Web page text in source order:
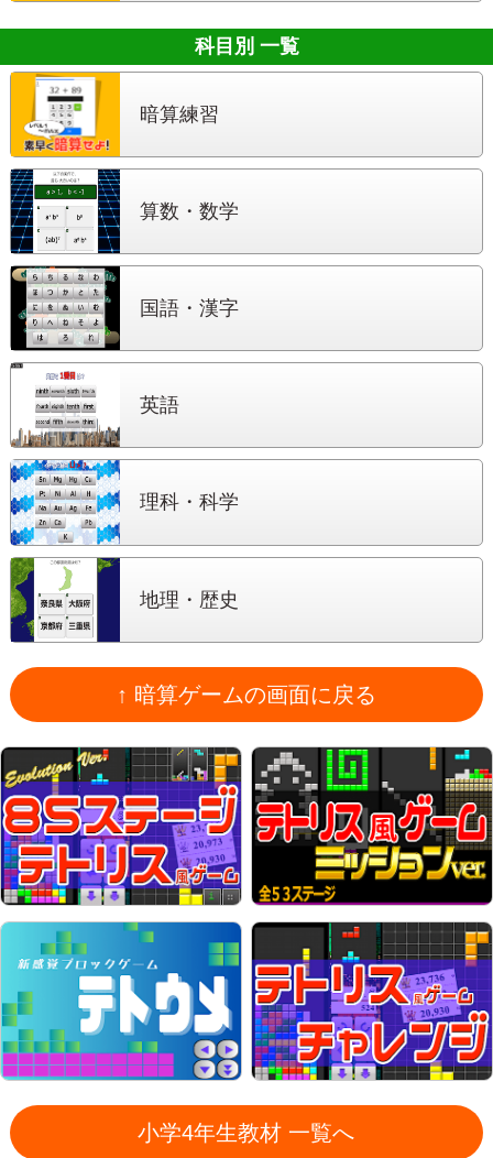
科目別 一覧
暗算練習
算数・数学
国語・漢字
英語
理科・科学
地理・歴史
↑ 暗算ゲームの画面に戻る
小学4年生教材 一覧へ